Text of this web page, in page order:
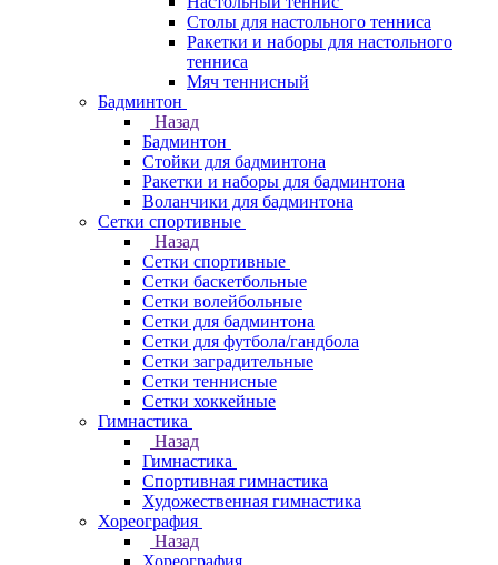
Столы для настольного тенниса
Ракетки и наборы для настольного
тенниса
Мяч теннисный
Бадминтон
Назад
Бадминтон
Стойки для бадминтона
Ракетки и наборы для бадминтона
Воланчики для бадминтона
Сетки спортивные
Назад
Сетки спортивные
Сетки баскетбольные
Сетки волейбольные
Сетки для бадминтона
Сетки для футбола/гандбола
Сетки заградительные
Сетки теннисные
Сетки хоккейные
Гимнастика
Назад
Гимнастика
Спортивная гимнастика
Художественная гимнастика
Хореография
Назад
Хореография